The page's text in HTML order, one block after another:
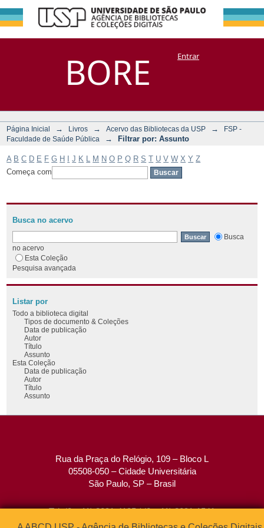
BORE
Filtrar por:
Assunto
DSpace/Manakin + CoriscoEntrar
Página Inicial → Livros → Acervo das Bibliotecas da USP →
FSP -
Faculdade de Saúde Pública
→ Filtrar por: Assunto
A B C D E F G H J K M N O P Q R S T U V W X Y Z
Começa com
Busca no acervo
Busca
no acervo
Esta Coleção
Pesquisa avançada
Listar por
Todo a biblioteca digital
Tipos de documento & Coleções
Data de publicação
Autor
Título
Assunto
Esta Coleção
Data de publicação
Autor
Título
Assunto
Rua da Praça do Relógio, 109 – Bloco L
05508-050 – Cidade Universitária
São Paulo, SP – Brasil
Tel: (0xx11) 3091-4195 / (0xx11) 3091-1541
Fax: (0xx11) 3091-1567